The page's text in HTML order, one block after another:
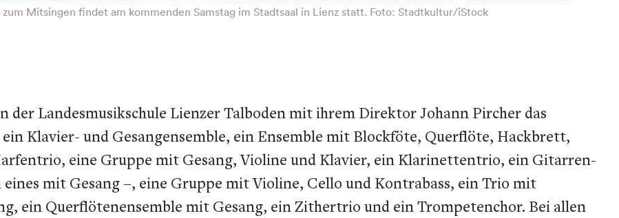
Mitsingen findet am kommenden Samstag im Stadtsaal in Lienz statt. Foto: Stadtkultur/iStock
der Landesmusikschule Lienzer Talboden mit ihrem Direktor Johann Pircher das
Klavier- und Gesangensemble, ein Ensemble mit Blockföte, Querflöte, Hackbrett,
eine Gruppe mit Gesang, Violine und Klavier, ein Klarinettentrio, ein Gitarren-
mit Gesang –, eine Gruppe mit Violine, Cello und Kontrabass, ein Trio mit
ein Querflötenensemble mit Gesang, ein Zithertrio und ein Trompetenchor. Bei allen